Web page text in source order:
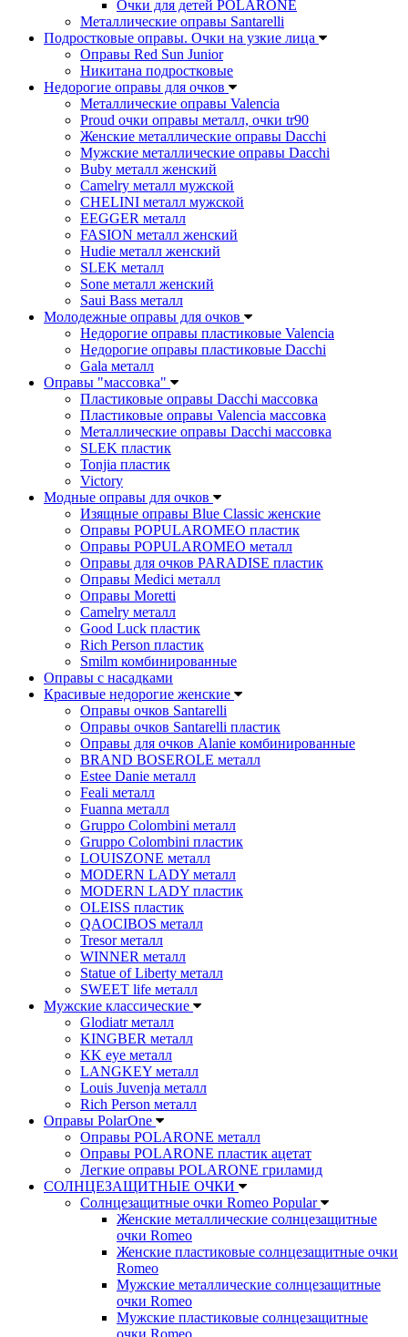
Очки для детей POLARONE
Металлические оправы Santarelli
Подростковые оправы. Очки на узкие лица
Оправы Red Sun Junior
Никитана подростковые
Недорогие оправы для очков
Металлические оправы Valencia
Proud очки оправы металл, очки tr90
Женские металлические оправы Dacchi
Мужские металлические оправы Dacchi
Buby металл женский
Camelry металл мужской
CHELINI металл мужской
EEGGER металл
FASION металл женский
Hudie металл женский
SLEK металл
Sone металл женский
Saui Bass металл
Молодежные оправы для очков
Недорогие оправы пластиковые Valencia
Недорогие оправы пластиковые Dacchi
Gala металл
Оправы "массовка"
Пластиковые оправы Dacchi массовка
Пластиковые оправы Valencia массовка
Металлические оправы Dacchi массовка
SLEK пластик
Tonjia пластик
Victory
Модные оправы для очков
Изящные оправы Blue Classic женские
Оправы POPULAROMEO пластик
Оправы POPULAROMEO металл
Оправы для очков PARADISE пластик
Оправы Medici металл
Оправы Moretti
Camelry металл
Good Luck пластик
Rich Person пластик
Smilm комбинированные
Оправы с насадками
Красивые недорогие женские
Оправы очков Santarelli
Оправы очков Santarelli пластик
Оправы для очков Alanie комбинированные
BRAND BOSEROLE металл
Estee Danie металл
Feali металл
Fuanna металл
Gruppo Colombini металл
Gruppo Colombini пластик
LOUISZONE металл
MODERN LADY металл
MODERN LADY пластик
OLEISS пластик
QAOCIBOS металл
Tresor металл
WINNER металл
Statue of Liberty металл
SWEET life металл
Мужские классические
Glodiatr металл
KINGBER металл
KK eye металл
LANGKEY металл
Louis Juvenja металл
Rich Person металл
Оправы PolarOne
Оправы POLARONE металл
Оправы POLARONE пластик ацетат
Легкие оправы POLARONE гриламид
СОЛНЦЕЗАЩИТНЫЕ ОЧКИ
Солнцезащитные очки Romeo Popular
Женские металлические солнцезащитные
очки Romeo
Женские пластиковые солнцезащитные очки
Romeo
Мужские металлические солнцезащитные
очки Romeo
Мужские пластиковые солнцезащитные
очки Romeo